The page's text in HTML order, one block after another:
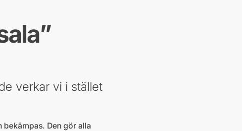
verkar vi i stället
Den gör alla